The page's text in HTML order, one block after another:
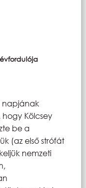
napjának
Kölcsey
be a
(az első strófát
nemzeti